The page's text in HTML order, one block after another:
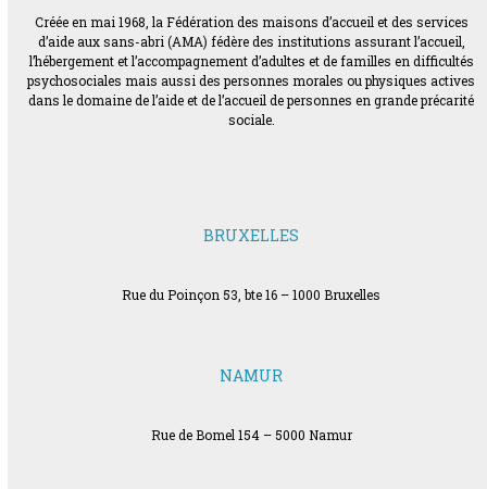
Créée en mai 1968, la Fédération des maisons d’accueil et des services
d’aide aux sans-abri (AMA) fédère des institutions assurant l’accueil,
l’hébergement et l’accompagnement d’adultes et de familles en difficultés
psychosociales mais aussi des personnes morales ou physiques actives
dans le domaine de l’aide et de l’accueil de personnes en grande précarité
sociale.
BRUXELLES
Rue du Poinçon 53, bte 16 – 1000 Bruxelles
NAMUR
Rue de Bomel 154 – 5000 Namur